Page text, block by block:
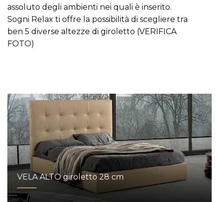
assoluto degli ambienti nei quali è inserito.
Sogni Relax ti offre la possibilità di scegliere tra
ben 5 diverse altezze di giroletto (VERIFICA
FOTO)
VELA ALTO giroletto 28 cm